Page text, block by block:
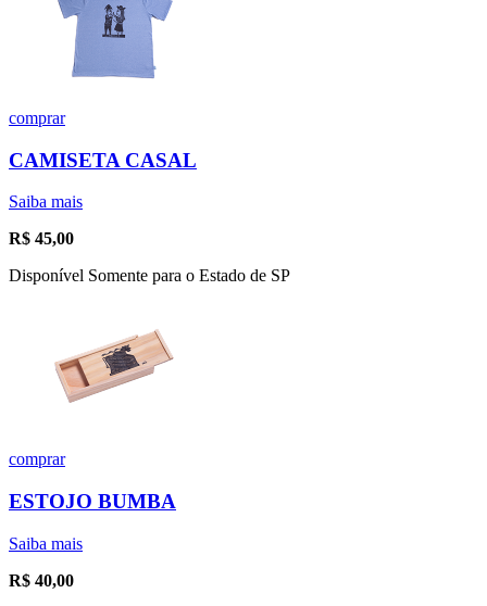
comprar
CAMISETA CASAL
Saiba mais
R$ 45,00
Disponível Somente para o Estado de SP
comprar
ESTOJO BUMBA
Saiba mais
R$ 40,00